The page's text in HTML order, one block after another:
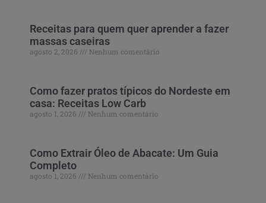
Receitas para quem quer aprender a fazer
massas caseiras
agosto 2, 2026 Nenhum comentário
Como fazer pratos típicos do Nordeste em
casa: Receitas Low Carb
agosto 1, 2026 Nenhum comentário
Como Extrair Óleo de Abacate: Um Guia
Completo
agosto 1, 2026 Nenhum comentário